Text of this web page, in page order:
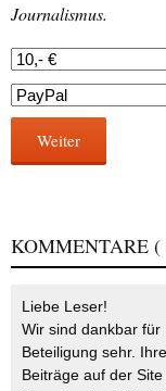
Journalismus.
Weiter
KOMMENTARE (
Liebe Leser!
Wir sind dankbar
Beteiligung sehr.
Beiträge auf der